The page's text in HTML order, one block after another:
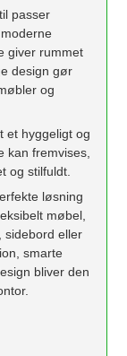
passer
giver rummet
design gør
og
et hyggeligt og
kan fremvises,
og stilfuldt.
løsning
møbel,
sidebord eller
smarte
bliver den